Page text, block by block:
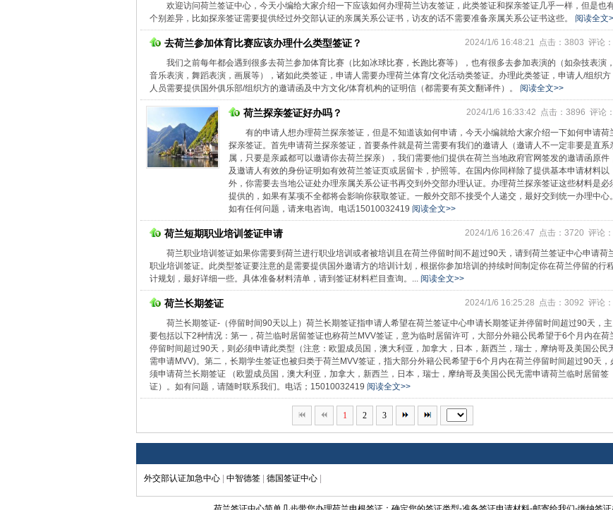
欢迎访问荷兰签证中心，今天小编给大家介绍一下应该如何办理荷兰访友签证，此类签证和探亲签证几乎一样，但是也
个别差异，比如探亲签证需要提供经过外交部认证的亲属关系公证书，访友的话不需要准备亲属关系公证书这些。
阅读全文
2024/1/6 16:48:21 点击：3803 评论
去荷兰参加体育比赛应该办理什么类型签证？
我们之前每年都会遇到很多去荷兰参加体育比赛（比如冰球比赛，长跑比赛等），也有很多去参加表演的（如杂技表演，
音乐表演，舞蹈表演，画展等），诸如此类签证，申请人需要办理荷兰体育/文化活动类签证。办理此类签证，申请人/组织方
人员需要提供国外俱乐部/组织方的邀请函及中方文化/体育机构的证明信（都需要有英文翻译件）。
阅读全文>>
2024/1/6 16:33:42 点击：3896 评论
荷兰探亲签证好办吗？
有的申请人想办理荷兰探亲签证，但是不知道该如何申请，今天小编就给大家介绍一下如何申请荷
探亲签证。首先申请荷兰探亲签证，首要条件就是荷兰需要有我们的邀请人（邀请人不一定非要是直系
属，只要是亲戚都可以邀请你去荷兰探亲），我们需要他们提供在荷兰当地政府官网签发的邀请函原件
及邀请人有效的身份证明如有效荷兰签证页或居留卡，护照等。在国内你同样除了提供基本申请材料以
外，你需要去当地公证处办理亲属关系公证书再交到外交部办理认证。办理荷兰探亲签证这些材料是必
提供的，如果有某项不全都将会影响你获取签证。一般外交部不接受个人递交，最好交到统一办理中心。
如有任何问题，请来电咨询。电话15010032419 阅读全文>>
2024/1/6 16:26:47 点击：3720 评论
荷兰短期职业培训签证申请
荷兰职业培训签证如果你需要到荷兰进行职业培训或者被培训且在荷兰停留时间不超过90天，请到荷兰签证中心申请荷
职业培训签证。此类型签证要注意的是需要提供国外邀请方的培训计划，根据你参加培训的持续时间制定你在荷兰停留的行
计规划，最好详细一些。具体准备材料清单，请到签证材料栏目查询。... 阅读全文>>
2024/1/6 16:25:28 点击：3092 评论
荷兰长期签证
荷兰长期签证-（停留时间90天以上）荷兰长期签证指申请人希望在荷兰签证中心申请长期签证并停留时间超过90天，主
要包括以下2种情况：第一，荷兰临时居留签证也称荷兰MVV签证，意为临时居留许可，大部分外籍公民希望于6个月内在荷
停留时间超过90天，则必须申请此类型（注意：欧盟成员国，澳大利亚，加拿大，日本，新西兰，瑞士，摩纳哥及美国公民
需申请MVV)。第二，长期学生签证也被归类于荷兰MVV签证，指大部分外籍公民希望于6个月内在荷兰停留时间超过90天，
须申请荷兰长期签证 （欧盟成员国，澳大利亚，加拿大，新西兰，日本，瑞士，摩纳哥及美国公民无需申请荷兰临时居留签
证）。如有问题，请随时联系我们。电话；15010032419 阅读全文>>
1 2 3
外交部认证加急中心 中智德签 德国签证中心